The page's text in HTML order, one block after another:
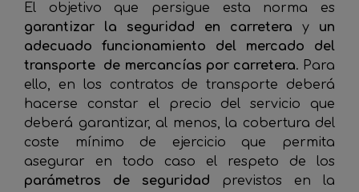
El objetivo que persigue esta norma es
garantizar la seguridad en carretera y un
adecuado funcionamiento del mercado del
transporte de mercancías por carretera. Para
ello, en los contratos de transporte deberá
hacerse constar el precio del servicio que
deberá garantizar, al menos, la cobertura del
coste mínimo de ejercicio que permita
asegurar en todo caso el respeto de los
parámetros de seguridad previstos en la